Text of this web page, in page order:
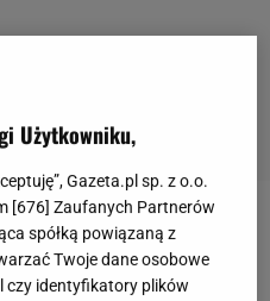
czwartkowego
naturniejuw
Użytkowniku,
Gazeta.pl sp. z o.o.
[676] Zaufanych Partnerów
spółką powiązaną z
Twoje dane osobowe
czy identyfikatory plików